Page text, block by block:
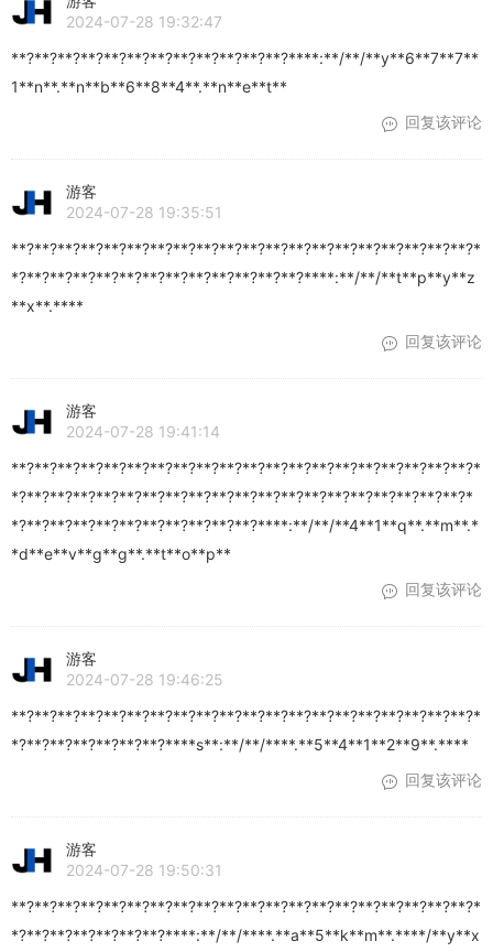
2024-07-28 19:32:47
**?**?**?**?**?**?**?**?**?**?**?**?****:**/**/**y**6**7**7**
1**n**.**n**b**6**8**4**.**n**e**t**
回复该评论
游客
2024-07-28 19:35:51
**?**?**?**?**?**?**?**?**?**?**?**?**?**?**?**?**?**?**?**?*
*?**?**?**?**?**?**?**?**?**?**?**?**?****:**/**/**t**p**y**z
**x**.****
回复该评论
游客
2024-07-28 19:41:14
**?**?**?**?**?**?**?**?**?**?**?**?**?**?**?**?**?**?**?**?*
*?**?**?**?**?**?**?**?**?**?**?**?**?**?**?**?**?**?**?**?*
*?**?**?**?**?**?**?**?**?**?**?****:**/**/**4**1**q**.**m**.*
*d**e**v**g**g**.**t**o**p**
回复该评论
游客
2024-07-28 19:46:25
**?**?**?**?**?**?**?**?**?**?**?**?**?**?**?**?**?**?**?**?*
*?**?**?**?**?**?**?****s**:**/**/****.**5**4**1**2**9**.****
回复该评论
游客
2024-07-28 19:50:31
**?**?**?**?**?**?**?**?**?**?**?**?**?**?**?**?**?**?**?**?*
*?**?**?**?**?**?**?****:**/**/****.**a**5**k**m**.****/**y**x